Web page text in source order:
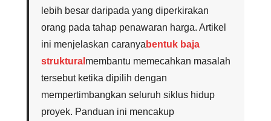
lebih besar daripada yang diperkirakan
orang pada tahap penawaran harga. Artikel
ini menjelaskan caranya bentuk baja
struktural membantu memecahkan masalah
tersebut ketika dipilih dengan
mempertimbangkan seluruh siklus hidup
proyek. Panduan ini mencakup